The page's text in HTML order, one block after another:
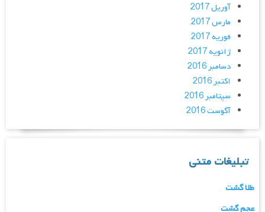
آوریل 2017
مارس 2017
فوریه 2017
ژانویه 2017
دسامبر 2016
اکتبر 2016
سپتامبر 2016
آگوست 2016
تبلیغات متنی
طلا گشت
عجم گشت